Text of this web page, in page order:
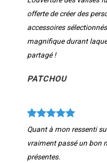
offerte de créer des
accessoires
magnifique durant
partagé !
PATCHOU
Quant à mon ressenti
vraiment passé un bon
présentes.